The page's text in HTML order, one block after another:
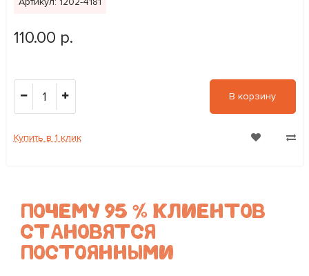
110.00 р.
1 В корзину
Купить в 1 клик
ПОЧЕМУ 95 % КЛИЕНТОВ
СТАНОВЯТСЯ
ПОСТОЯННЫМИ